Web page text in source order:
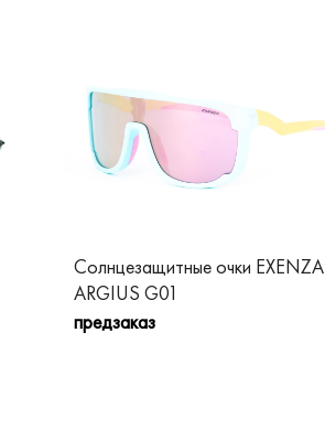
Солнцезащитные очки EXENZA
ARGIUS G01
предзаказ